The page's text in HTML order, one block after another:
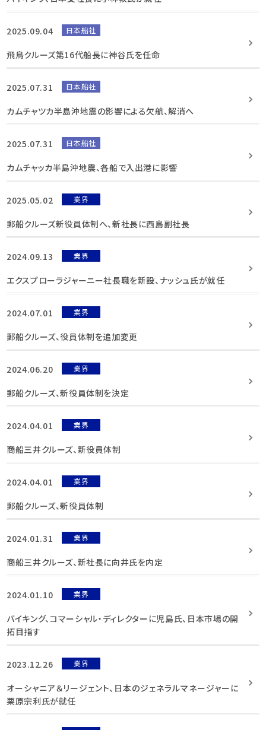
2025.09.04 日本船社
飛鳥クルーズ第16代船長に神谷氏を任命
2025.07.31 日本船社
カムチャツカ半島沖地震の影響による欠航、解消へ
2025.07.31 日本船社
カムチャッカ半島沖地震、各船で入出港に影響
2025.05.02 業界
郵船クルーズ新役員体制へ、新社長に西島副社長
2024.09.13 業界
エクスプローラジャーニー社長職を新設、ナッシュ氏が就任
2024.07.01 業界
郵船クルーズ、役員体制を追加変更
2024.06.20 業界
郵船クルーズ、新役員体制を決定
2024.04.01 業界
商船三井クルーズ、新役員体制
2024.04.01 業界
郵船クルーズ、新役員体制
2024.01.31 業界
商船三井クルーズ、新社長に向井氏を内定
2024.01.10 業界
バイキング、コマーシャル・ディレクターに児島氏、日本市場の開
拓目指す
2023.12.26 業界
オーシャニア＆リージェント、日本のジェネラルマネージャーに
栗原宗利氏が就任